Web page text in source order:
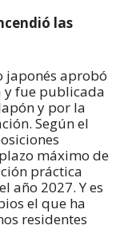
las
japonés aprobó
y fue publicada
y por la
Según el
máximo de
práctica
año 2027. Y es
el que ha
residentes